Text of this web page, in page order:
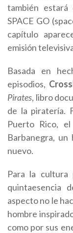
también estará
SPACE GO
capítulo
emisión
Basada en
episodios,
Pirates, libro
de la piratería.
Puerto Rico,
Barbanegra,
nuevo.
Para la cultura
quintaesencia
aspecto no le
hombre
como por sus